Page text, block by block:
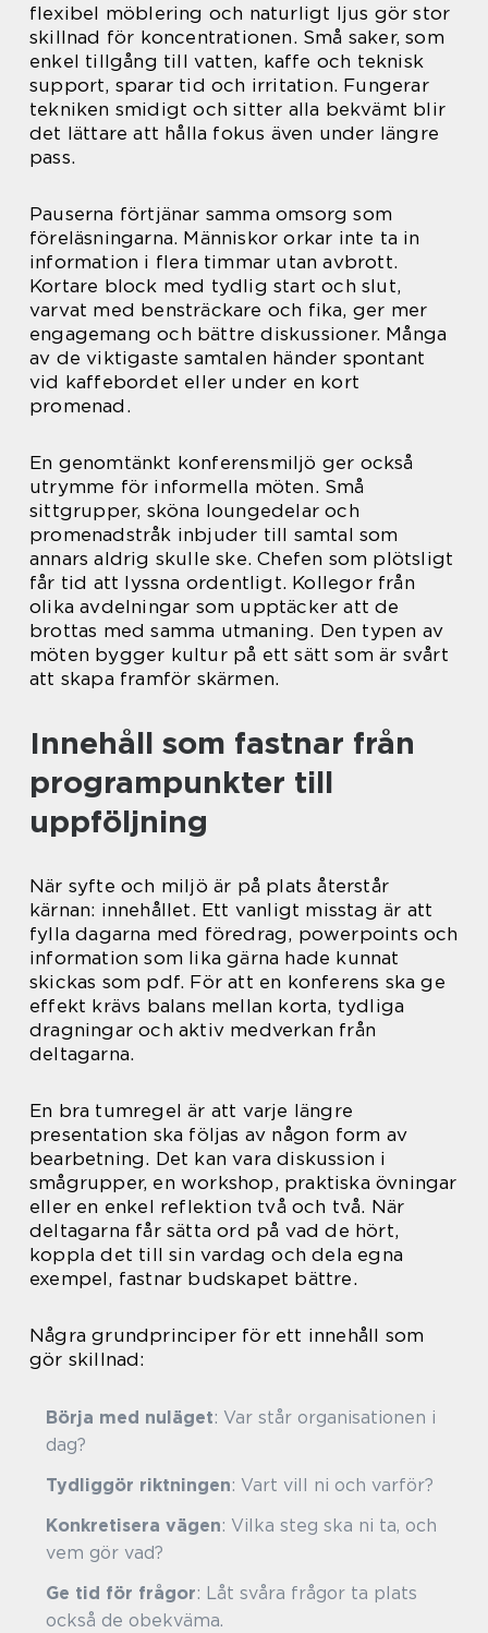
flexibel möblering och naturligt ljus gör stor
skillnad för koncentrationen. Små saker, som
enkel tillgång till vatten, kaffe och teknisk
support, sparar tid och irritation. Fungerar
tekniken smidigt och sitter alla bekvämt blir
det lättare att hålla fokus även under längre
pass.
Pauserna förtjänar samma omsorg som
föreläsningarna. Människor orkar inte ta in
information i flera timmar utan avbrott.
Kortare block med tydlig start och slut,
varvat med bensträckare och fika, ger mer
engagemang och bättre diskussioner. Många
av de viktigaste samtalen händer spontant
vid kaffebordet eller under en kort
promenad.
En genomtänkt konferensmiljö ger också
utrymme för informella möten. Små
sittgrupper, sköna loungedelar och
promenadstråk inbjuder till samtal som
annars aldrig skulle ske. Chefen som plötsligt
får tid att lyssna ordentligt. Kollegor från
olika avdelningar som upptäcker att de
brottas med samma utmaning. Den typen av
möten bygger kultur på ett sätt som är svårt
att skapa framför skärmen.
Innehåll som fastnar från
programpunkter till
uppföljning
När syfte och miljö är på plats återstår
kärnan: innehållet. Ett vanligt misstag är att
fylla dagarna med föredrag, powerpoints och
information som lika gärna hade kunnat
skickas som pdf. För att en konferens ska ge
effekt krävs balans mellan korta, tydliga
dragningar och aktiv medverkan från
deltagarna.
En bra tumregel är att varje längre
presentation ska följas av någon form av
bearbetning. Det kan vara diskussion i
smågrupper, en workshop, praktiska övningar
eller en enkel reflektion två och två. När
deltagarna får sätta ord på vad de hört,
koppla det till sin vardag och dela egna
exempel, fastnar budskapet bättre.
Några grundprinciper för ett innehåll som
gör skillnad:
Börja med nuläget: Var står organisationen i
dag?
Tydliggör riktningen: Vart vill ni och varför?
Konkretisera vägen: Vilka steg ska ni ta, och
vem gör vad?
Ge tid för frågor: Låt svåra frågor ta plats
också de obekväma.